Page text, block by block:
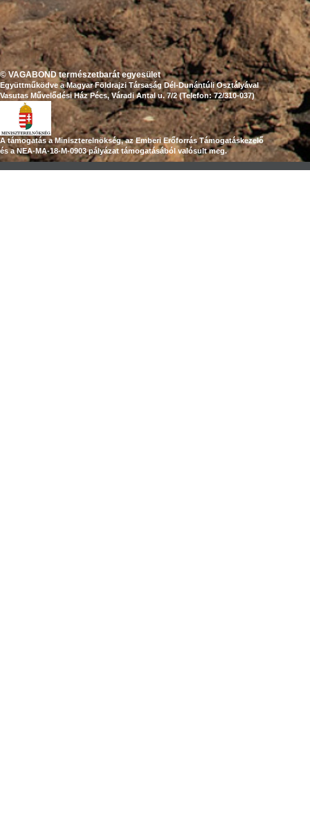
© VAGABOND természetbarát egyesület
Együttműködve a Magyar Földrajzi Társaság Dél-Dunántúli Osztályával
Vasutas Művelődési Ház Pécs, Váradi Antal u. 7/2 (Telefon: 72/310-037)
A támogatás a Miniszterelnökség, az Emberi Erőforrás Támogatáskezelő
és a NEA-MA-18-M-0903 pályázat támogatásából valósult meg.